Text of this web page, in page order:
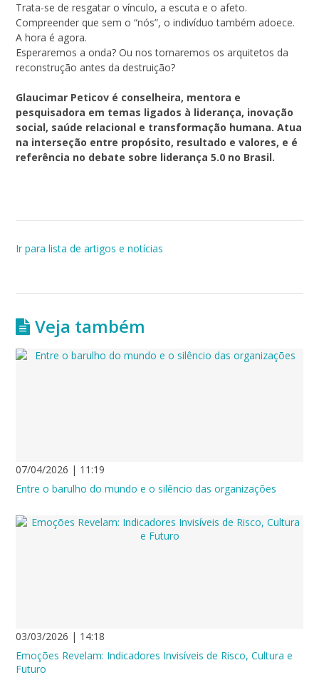
Trata-se de resgatar o vínculo, a escuta e o afeto.
Compreender que sem o “nós”, o indivíduo também adoece.
A hora é agora.
Esperaremos a onda? Ou nos tornaremos os arquitetos da
reconstrução antes da destruição?
Glaucimar Peticov é conselheira, mentora e
pesquisadora em temas ligados à liderança, inovação
social, saúde relacional e transformação humana. Atua
na interseção entre propósito, resultado e valores, e é
referência no debate sobre liderança 5.0 no Brasil.
Ir para lista de artigos e notícias
Veja também
07/04/2026 | 11:19
Entre o barulho do mundo e o silêncio das organizações
03/03/2026 | 14:18
Emoções Revelam: Indicadores Invisíveis de Risco, Cultura e
Futuro